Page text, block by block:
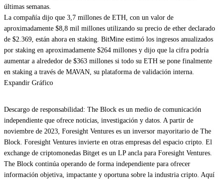
últimas semanas.
La compañía dijo que 3,7 millones de ETH, con un valor de
aproximadamente $8,8 mil millones utilizando su precio de ether declarado
de $2.369, están ahora en staking. BitMine estimó los ingresos anualizados
por staking en aproximadamente $264 millones y dijo que la cifra podría
aumentar a alrededor de $363 millones si todo su ETH se pone finalmente
en staking a través de MAVAN, su plataforma de validación interna.
Expandir Gráfico
Descargo de responsabilidad: The Block es un medio de comunicación
independiente que ofrece noticias, investigación y datos. A partir de
noviembre de 2023, Foresight Ventures es un inversor mayoritario de The
Block. Foresight Ventures invierte en otras empresas del espacio cripto. El
exchange de criptomonedas Bitget es un LP ancla para Foresight Ventures.
The Block continúa operando de forma independiente para ofrecer
información objetiva, impactante y oportuna sobre la industria cripto. Aquí